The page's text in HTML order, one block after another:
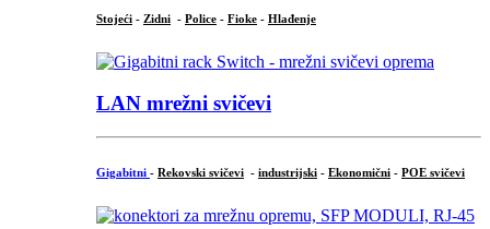
Stojeći - Zidni - Police - Fioke - Hlađenje
LAN mrežni svičevi
Gigabitni - Rekovski svičevi - industrijski - Ekonomični - POE svičevi